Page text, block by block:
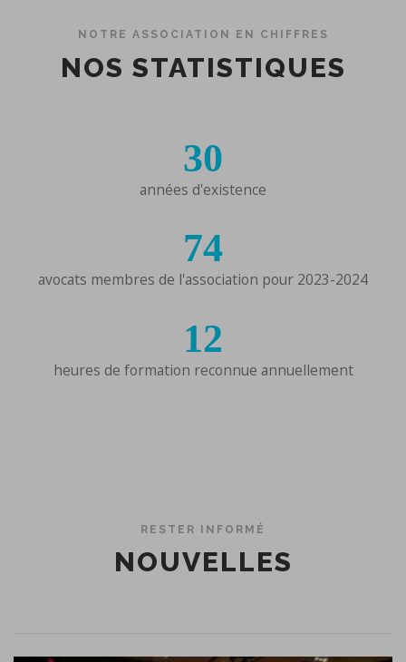
NOTRE ASSOCIATION EN CHIFFRES
NOS STATISTIQUES
30
années d'existence
74
avocats membres de l'association pour 2023-2024
12
heures de formation reconnue annuellement
RESTER INFORMÉ
NOUVELLES